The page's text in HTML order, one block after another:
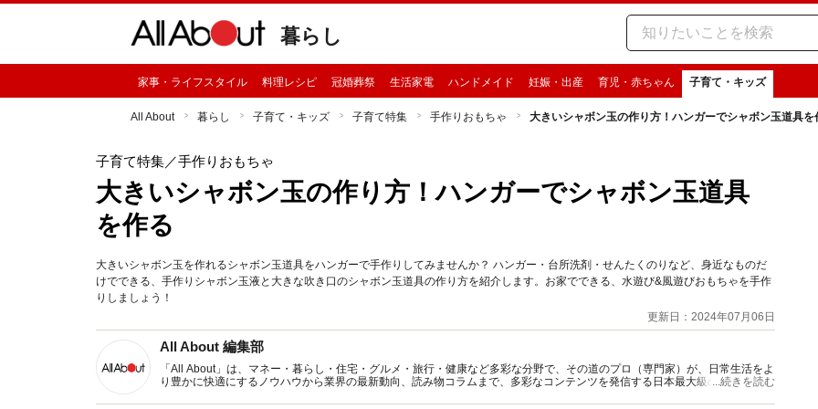
暮らし
家事・ライフスタイル 料理レシピ 冠婚葬祭 生活家電 ハンドメイド 妊娠・出産 育児・赤ちゃん 子育て・キッズ
All About 暮らし 子育て・キッズ 子育て特集 手作りおもちゃ 大きいシャボン玉の作り方！ハンガーでシャボン玉道具を
子育て特集／手作りおもちゃ
大きいシャボン玉の作り方！ハンガーでシャボン玉道具
を作る
大きいシャボン玉を作れるシャボン玉道具をハンガーで手作りしてみませんか？ ハンガー・台所洗剤・せんたくのりなど、身近なものだ
けでできる、手作りシャボン玉液と大きな吹き口のシャボン玉道具の作り方を紹介します。お家でできる、水遊び&風遊びおもちゃを手作
りしましょう！
更新日：2024年07月06日
All About 編集部
「All About」は、マネー・暮らし・住宅・グルメ・旅行・健康など多彩な分野で、その道のプロ（専門家）が、日常生活をよ
り豊かに快適にするノウハウから業界の最新動向、読み物コラムまで、多彩なコンテンツを発信する日本最大級の総合情報サ
...続きを読む